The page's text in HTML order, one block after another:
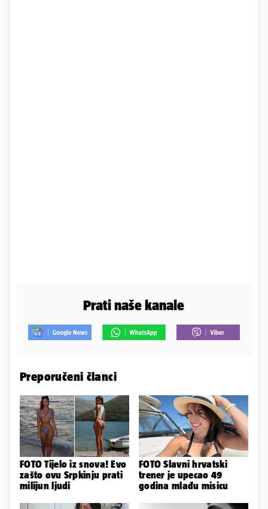
Prati naše kanale
Preporučeni članci
FOTO Tijelo iz snova! Evo
zašto ovu Srpkinju prati
milijun ljudi
FOTO Slavni hrvatski
trener je upecao 49
godina mlađu misicu